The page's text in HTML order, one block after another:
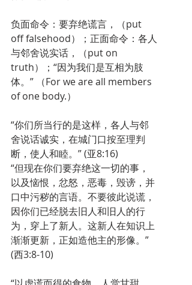
负面命令：要弃绝谎言，（put
off falsehood）；正面命令：各人
与邻舍说实话，（put on
truth）；“因为我们是互相为肢
体。” （For we are all members
of one body.）
“你们所当行的是这样，各人与邻
舍说话诚实，在城门口按至理判
断，使人和睦。” (亚8:16)
“但现在你们要弃绝这一切的事，
以及恼恨，忿怒，恶毒，毁谤，并
口中污秽的言语。不要彼此说谎，
因你们已经脱去旧人和旧人的行
为，穿上了新人。这新人在知识上
渐渐更新，正如造他主的形像。”
(西3:8-10)